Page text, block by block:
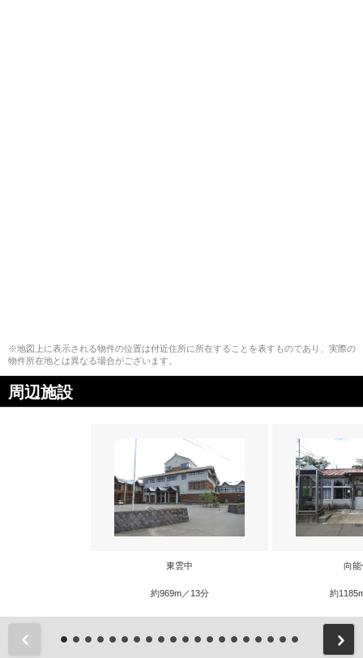
※地図上に表示される物件の位置は付近住所に所在することを表すものであり、実際の
物件所在地とは異なる場合がございます。
周辺施設
東雲中
約969m／13分
向能
約